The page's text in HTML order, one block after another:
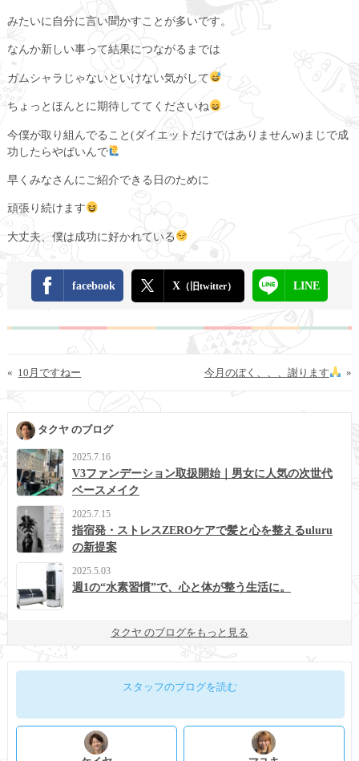
みたいに自分に言い聞かすことが多いです。
なんか新しい事って結果につながるまでは
ガムシャラじゃないといけない気がして
ちょっとほんとに期待しててくださいね
今僕が取り組んでること(ダイエットだけではありませんw)まじで成
功したらやばいんで
早くみなさんにご紹介できる日のために
頑張り続けます
大丈夫、僕は成功に好かれている
facebook X（旧twitter） LINE
« 10月ですねー »
今月のぼく、、、謝ります
タクヤ のブログ
2025.7.16
V3ファンデーション取扱開始｜男女に人気の次世代
ベースメイク
2025.7.15
指宿発・ストレスZEROケアで髪と心を整えるuluru
の新提案
2025.5.03
週1の“水素習慣”で、心と体が整う生活に。
タクヤ のブログをもっと見る
スタッフのブログを読む